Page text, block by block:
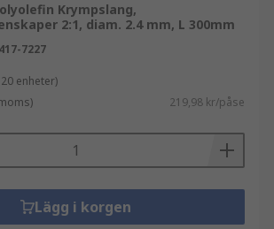
Krympslang,
2:1, diam. 2.4 mm, L 300mm
417-7227
enheter)
219,98 kr/påse
Lägg i korgen